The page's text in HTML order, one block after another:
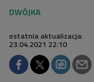
ostatnia aktualizacja:
23.04.2021 22:10